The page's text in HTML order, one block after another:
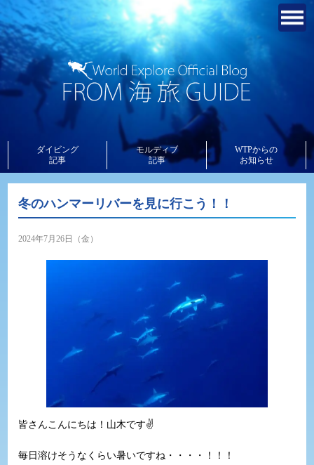
ダイビング
記事
モルディブ
記事
WTPからの
お知らせ
冬のハンマーリバーを見に行こう！！
2024年7月26日（金）
皆さんこんにちは！山木です✌
毎日溶けそうなくらい暑いですね・・・・！！！